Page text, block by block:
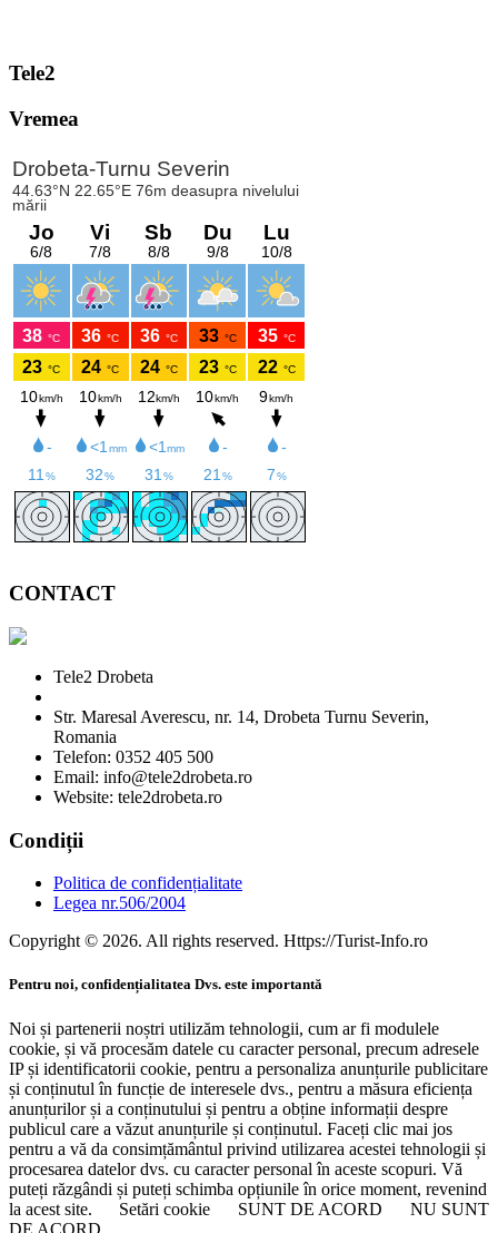
Tele2
Vremea
CONTACT
Tele2 Drobeta
Str. Maresal Averescu, nr. 14, Drobeta Turnu Severin,
Romania
Telefon: 0352 405 500
Email: info@tele2drobeta.ro
Website: tele2drobeta.ro
Condiții
Politica de confidențialitate
Legea nr.506/2004
Copyright © 2026. All rights reserved. Https://Turist-Info.ro
Pentru noi, confidențialitatea Dvs. este importantă
Noi și partenerii noștri utilizăm tehnologii, cum ar fi modulele
cookie, și vă procesăm datele cu caracter personal, precum adresele
IP și identificatorii cookie, pentru a personaliza anunțurile publicitare
și conținutul în funcție de interesele dvs., pentru a măsura eficiența
anunțurilor și a conținutului și pentru a obține informații despre
publicul care a văzut anunțurile și conținutul. Faceți clic mai jos
pentru a vă da consimțământul privind utilizarea acestei tehnologii și
procesarea datelor dvs. cu caracter personal în aceste scopuri. Vă
puteți răzgândi și puteți schimba opțiunile în orice moment, revenind
la acest site.
Setări cookie SUNT DE ACORD
NU SUNT
DE ACORD